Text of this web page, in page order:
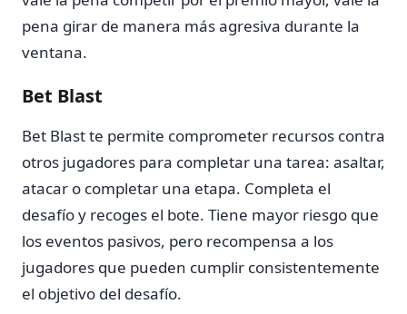
pena girar de manera más agresiva durante la
ventana.
Bet Blast
Bet Blast te permite comprometer recursos contra
otros jugadores para completar una tarea: asaltar,
atacar o completar una etapa. Completa el
desafío y recoges el bote. Tiene mayor riesgo que
los eventos pasivos, pero recompensa a los
jugadores que pueden cumplir consistentemente
el objetivo del desafío.